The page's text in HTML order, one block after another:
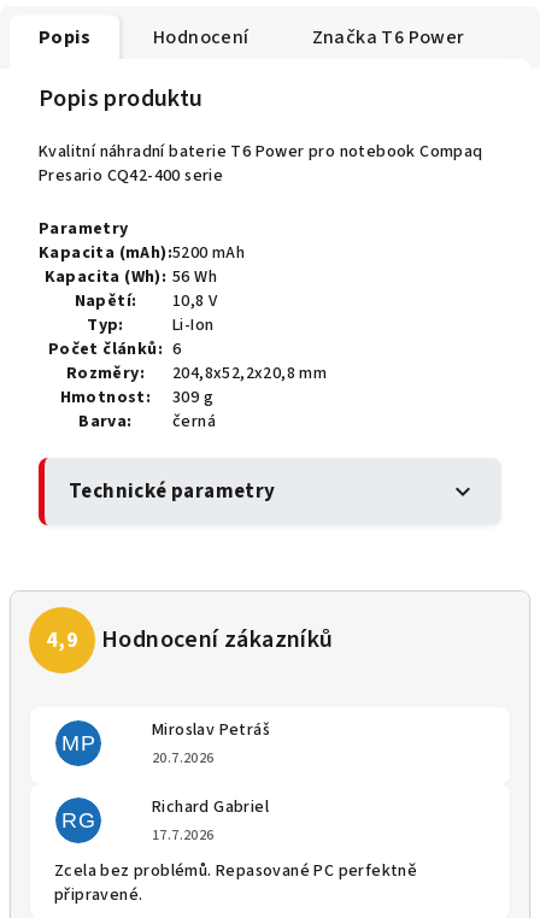
Popis Hodnocení Značka T6 Power
Popis produktu
Kvalitní náhradní baterie T6 Power pro notebook Compaq
Presario CQ42-400 serie
Parametry
Kapacita (mAh):5200 mAh
Kapacita (Wh): 56 Wh
Napětí:
10,8 V
Typ:
Li-Ion
Počet článků: 6
Rozměry:
204,8x52,2x20,8 mm
Hmotnost:
309 g
Barva:
černá
Technické parametry expand_more
MP
Miroslav Petráš
20.7.2026
RG
Richard Gabriel
17.7.2026
Zcela bez problémů. Repasované PC perfektně
připravené.